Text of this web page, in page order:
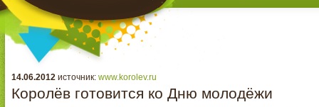
14.06.2012источник: www.korolev.ru
Королёв готовится ко Дню молодёжи